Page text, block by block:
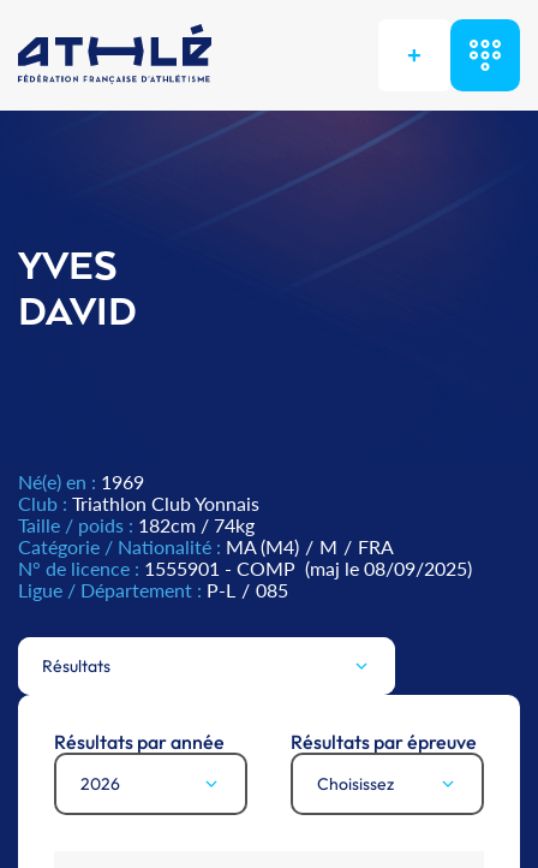
+
YVES
DAVID
Né(e) en : 1969
Club : Triathlon Club Yonnais
Taille / poids : 182cm / 74kg
Catégorie / Nationalité : MA (M4) / M / FRA
N° de licence : 1555901 - COMP (maj le 08/09/2025)
Ligue / Département : P-L / 085
Résultats
Résultats par année
2026
Résultats par épreuve
Choisissez